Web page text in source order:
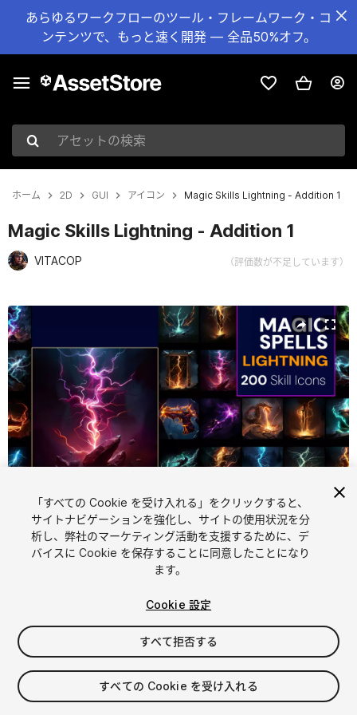
あらゆるワークフローのツール・フレームワーク・コ
ンテンツで、もっと速く開発 — 全品50%オフ。
アセットの検索
ホーム 2D GUI アイコン Magic Skills Lightning - Addition 1
Magic Skills Lightning - Addition 1
VITACOP （評価数が不足しています）
現在のスライド：1 / 6
1 /6
$5.99
消費税は決済時に計算されます
「すべての Cookie を受け入れる」をクリックすると、
サイトナビゲーションを強化し、サイトの使用状況を分
析し、弊社のマーケティング活動を支援するために、デ
バイスに Cookie を保存することに同意したことになり
ます。
Cookie 設定
すべて拒否する
すべての Cookie を受け入れる